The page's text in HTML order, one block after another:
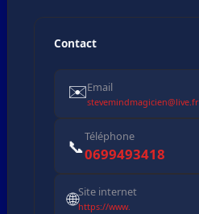
Contact
✉️Email
stevemindmagicien@live.fr
📞Téléphone
0699493418
🌐Site internet
https://www.